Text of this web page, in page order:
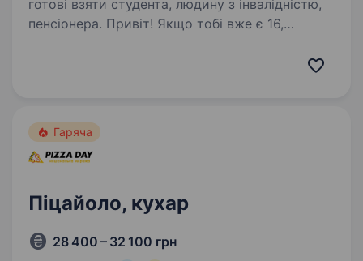
готові взяти студента, людину з інвалідністю,
пенсіонера. Привіт! Якщо тобі вже є 16,
смак та командний дух. Ми шукаємо…
Гаряча
Піцайоло, кухар
28 400 – 32 100 грн